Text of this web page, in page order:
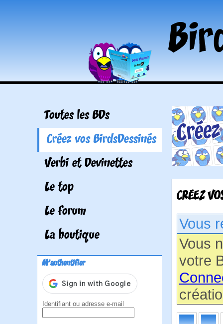
Toutes les BDs
Créez vos BirdsDessinés
Verbi et Devinettes
Le top
Le forum
La boutique
M'authentifier
Identifiant ou adresse e-mail
CRÉEZ
Vous
Vous
votre